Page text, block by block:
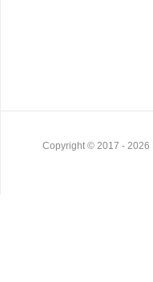
Copyright © 2017 - 2026